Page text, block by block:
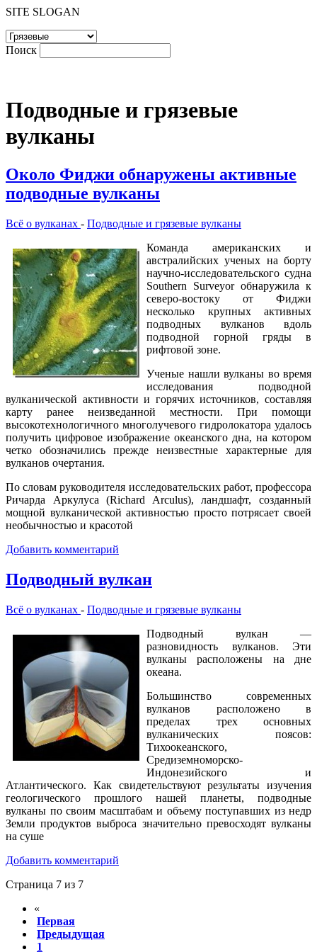
SITE SLOGAN
Поиск
Подводные и грязевые
вулканы
Около Фиджи обнаружены активные
подводные вулканы
Всё о вулканах - Подводные и грязевые вулканы
Команда американских и
австралийских ученых на борту
научно-исследовательского судна
Southern Surveyor обнаружила к
северо-востоку от Фиджи
несколько крупных активных
подводных вулканов вдоль
подводной горной гряды в
рифтовой зоне.
Ученые нашли вулканы во время
исследования подводной
вулканической активности и горячих источников, составляя
карту ранее неизведанной местности. При помощи
высокотехнологичного многолучевого гидролокатора удалось
получить цифровое изображение океанского дна, на котором
четко обозначились прежде неизвестные характерные для
вулканов очертания.
По словам руководителя исследовательских работ, профессора
Ричарда Аркулуса (Richard Arculus), ландшафт, созданный
мощной вулканической активностью просто потрясает своей
необычностью и красотой
Добавить комментарий
Подводный вулкан
Всё о вулканах - Подводные и грязевые вулканы
Подводный вулкан —
разновидность вулканов. Эти
вулканы расположены на дне
океана.
Большинство современных
вулканов расположено в
пределах трех основных
вулканических поясов:
Тихоокеанского,
Средиземноморско-
Индонезийского и
Атлантического. Как свидетельствуют результаты изучения
геологического прошлого нашей планеты, подводные
вулканы по своим масштабам и объему поступавших из недр
Земли продуктов выброса значительно превосходят вулканы
на суше
Добавить комментарий
Страница 7 из 7
«
Первая
Предыдущая
1